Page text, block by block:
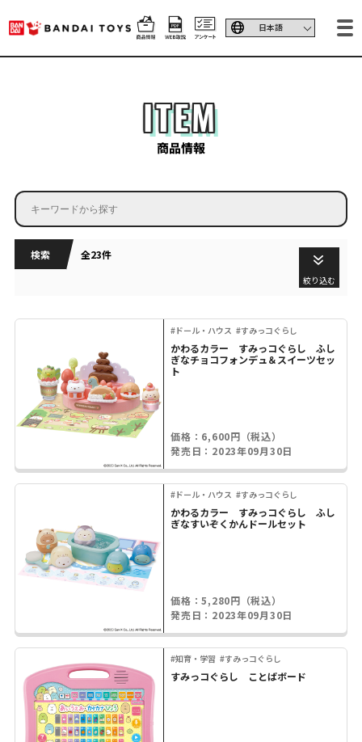
ITEM
商品情報
検索 全23件
絞り込む
#ドール・ハウス #すみっコぐらし
かわるカラー すみっコぐらし ふし
ぎなチョコフォンデュ＆スイーツセッ
ト
価格：6,600円（税込）
発売日：2023年09月30日
#ドール・ハウス #すみっコぐらし
かわるカラー すみっコぐらし ふし
ぎなすいぞくかんドールセット
価格：5,280円（税込）
発売日：2023年09月30日
#知育・学習 #すみっコぐらし
すみっコぐらし ことばボード